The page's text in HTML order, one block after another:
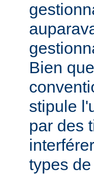
Bien
stipule
par des
types